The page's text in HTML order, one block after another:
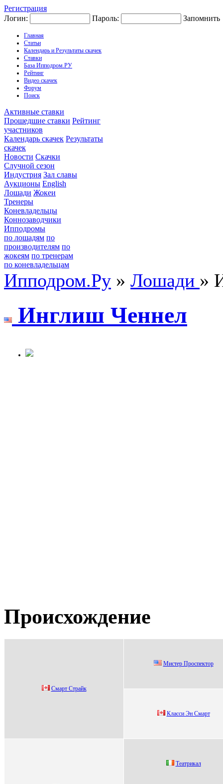
Регистрация
Логин:
Пароль: Запомнить
Главная
Статьи
Календарь и Результаты скачек
Ставки
База Ипподром.РУ
Рейтинг
Видео скачек
Форум
Поиск
Активные ставки
Прошедшие ставки Рейтинг
участников
Календарь скачек Результаты
скачек
Новости Скачки
Случной сезон
Индустрия Зал славы
Аукционы English
Лошади Жокеи
Тренеры
Коневладельцы
Коннозаводчики
Ипподромы
по лошадям по
производителям по
жокеям по тренерам
по коневладельцам
Ипподром.Ру » Лошади »
Инглиш Ченнел
Происхождение
Cмарт Cтрайк
Mиcтеp Пpocпектop
Клaccи Эн Смaрт
Театpикал